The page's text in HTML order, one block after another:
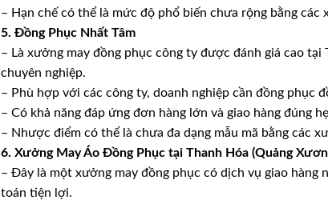
– Hạn chế có thể là mức độ phổ biến chưa rộng bằng
5. Đồng Phục Nhất Tâm
– Là xưởng may đồng phục công ty được đánh giá cao
chuyên nghiệp.
– Phù hợp với các công ty, doanh nghiệp cần đồng phục
– Có khả năng đáp ứng đơn hàng lớn và giao hàng đúng
– Nhược điểm có thể là chưa đa dạng mẫu mã bằng các
6. Xưởng May Áo Đồng Phục tại Thanh Hóa (Quảng
– Đây là một xưởng may đồng phục có dịch vụ giao
toán tiện lợi.